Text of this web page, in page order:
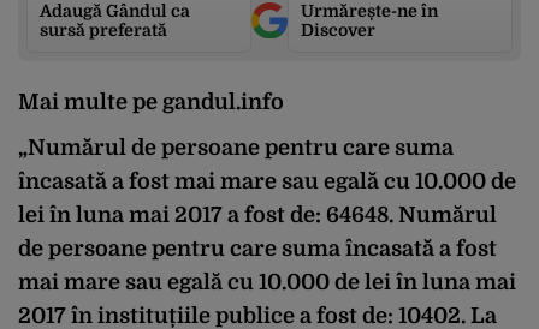
Adaugă Gândul ca
sursă preferată
Urmărește-ne în
Discover
Mai multe pe gandul.info
„Numărul de persoane pentru care suma
încasată a fost mai mare sau egală cu 10.000 de
lei în luna mai 2017 a fost de: 64648. Numărul
de persoane pentru care suma încasată a fost
mai mare sau egală cu 10.000 de lei în luna mai
2017 în instituțiile publice a fost de: 10402. La